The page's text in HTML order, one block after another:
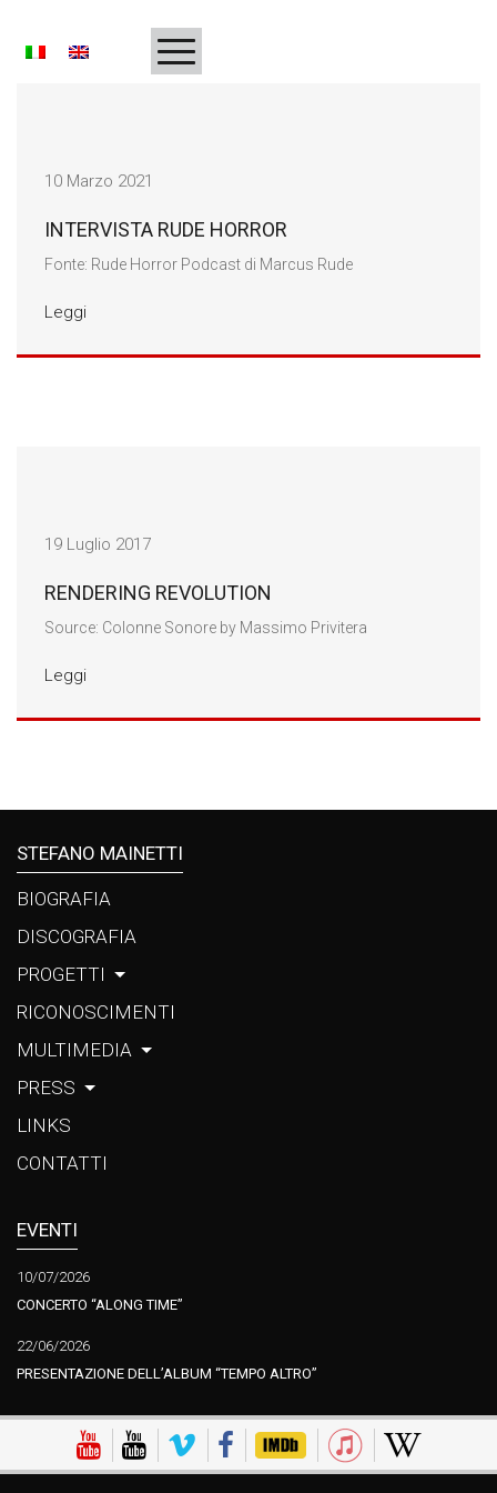
DISCOGRAFIA
10 Marzo 2021
INTERVISTA RUDE HORROR
Fonte: Rude Horror Podcast di Marcus Rude
Leggi
19 Luglio 2017
RENDERING REVOLUTION
Source: Colonne Sonore by Massimo Privitera
Leggi
STEFANO MAINETTI
BIOGRAFIA
DISCOGRAFIA
PROGETTI
RICONOSCIMENTI
MULTIMEDIA
PRESS
LINKS
CONTATTI
EVENTI
10/07/2026
CONCERTO “ALONG TIME”
22/06/2026
PRESENTAZIONE DELL’ALBUM “TEMPO ALTRO”